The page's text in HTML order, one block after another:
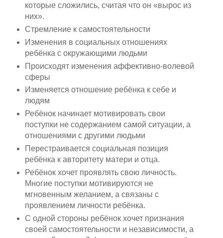
которые сложились, считая что он «вырос из
них».
Стремление к самостоятельности
Изменения в социальных отношениях
ребёнка с окружающими людьми
Происходят изменения аффективно-волевой
сферы
Изменяется отношение ребёнка к себе и
людям
Ребёнок начинает мотивировать свои
поступки не содержанием самой ситуации, а
отношениями с другими людьми
Перестраивается социальная позиция
ребёнка к авторитету матери и отца.
Ребёнок хочет проявлять свою личность.
Многие поступки мотивируются не
мгновенным желанием, а связаны с
проявлением личности ребёнка.
С одной стороны ребёнок хочет признания
своей самостоятельности и независимости, а